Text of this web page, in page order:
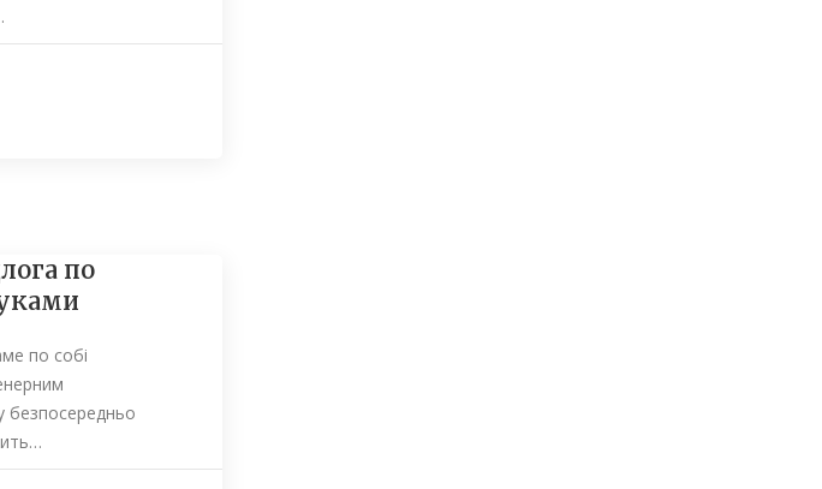
по
по собі
безпосередньо